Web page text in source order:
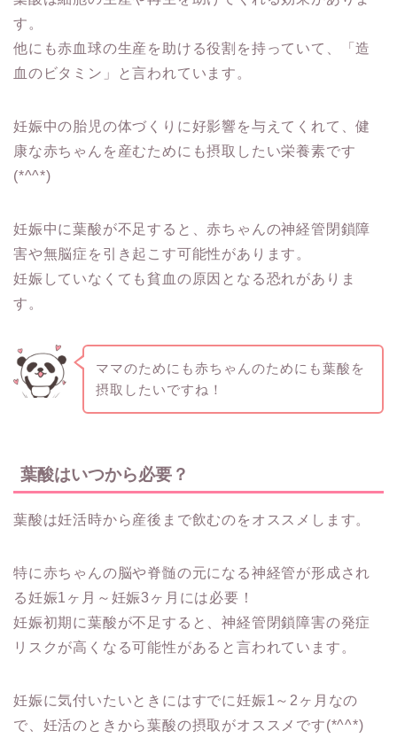
す。
他にも赤血球の生産を助ける役割を持っていて、「造
血のビタミン」と言われています。
妊娠中の胎児の体づくりに好影響を与えてくれて、健
康な赤ちゃんを産むためにも摂取したい栄養素です
(*^^*)
妊娠中に葉酸が不足すると、赤ちゃんの神経管閉鎖障
害や無脳症を引き起こす可能性があります。
妊娠していなくても貧血の原因となる恐れがありま
す。
ママのためにも赤ちゃんのためにも葉酸を
摂取したいですね！
葉酸はいつから必要？
葉酸は妊活時から産後まで飲むのをオススメします。
特に赤ちゃんの脳や脊髄の元になる神経管が形成され
る妊娠1ヶ月～妊娠3ヶ月には必要！
妊娠初期に葉酸が不足すると、神経管閉鎖障害の発症
リスクが高くなる可能性があると言われています。
妊娠に気付いたいときにはすでに妊娠1～2ヶ月なの
で、妊活のときから葉酸の摂取がオススメです(*^^*)